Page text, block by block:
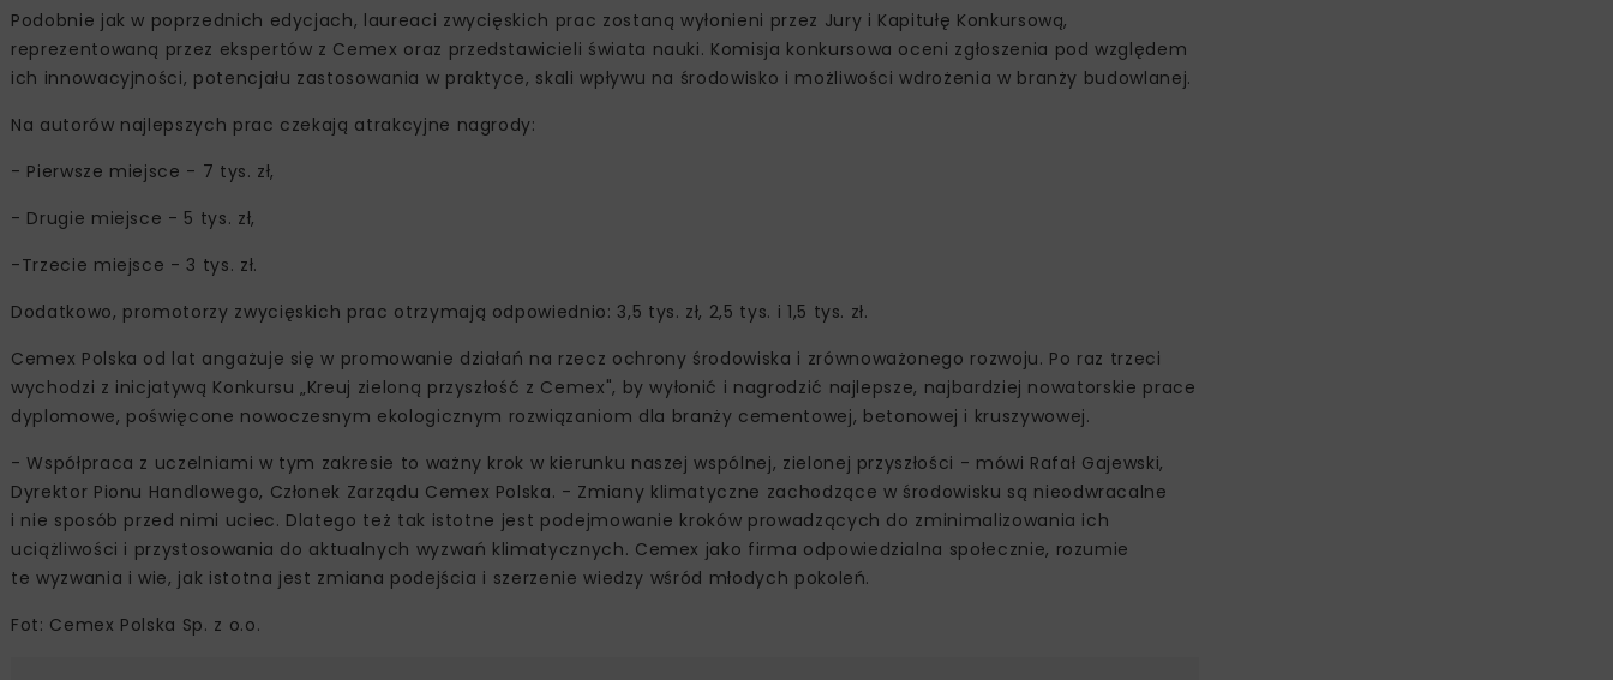
Podobnie jak w poprzednich edycjach, laureaci zwycięskich prac zostaną wyłonieni przez Jury i Kapitułę Konkursową,
reprezentowaną przez ekspertów z Cemex oraz przedstawicieli świata nauki. Komisja konkursowa oceni zgłoszenia pod względem
ich innowacyjności, potencjału zastosowania w praktyce, skali wpływu na środowisko i możliwości wdrożenia w branży budowlanej.
Na autorów najlepszych prac czekają atrakcyjne nagrody:
- Pierwsze miejsce - 7 tys. zł,
- Drugie miejsce - 5 tys. zł,
-Trzecie miejsce - 3 tys. zł.
Dodatkowo, promotorzy zwycięskich prac otrzymają odpowiednio: 3,5 tys. zł, 2,5 tys. i 1,5 tys. zł.
Cemex Polska od lat angażuje się w promowanie działań na rzecz ochrony środowiska i zrównoważonego rozwoju. Po raz trzeci
wychodzi z inicjatywą Konkursu „Kreuj zieloną przyszłość z Cemex", by wyłonić i nagrodzić najlepsze, najbardziej nowatorskie prace
dyplomowe, poświęcone nowoczesnym ekologicznym rozwiązaniom dla branży cementowej, betonowej i kruszywowej.
- Współpraca z uczelniami w tym zakresie to ważny krok w kierunku naszej wspólnej, zielonej przyszłości - mówi Rafał Gajewski,
Dyrektor Pionu Handlowego, Członek Zarządu Cemex Polska. - Zmiany klimatyczne zachodzące w środowisku są nieodwracalne
i nie sposób przed nimi uciec. Dlatego też tak istotne jest podejmowanie kroków prowadzących do zminimalizowania ich
uciążliwości i przystosowania do aktualnych wyzwań klimatycznych. Cemex jako firma odpowiedzialna społecznie, rozumie
te wyzwania i wie, jak istotna jest zmiana podejścia i szerzenie wiedzy wśród młodych pokoleń.
Fot: Cemex Polska Sp. z o.o.